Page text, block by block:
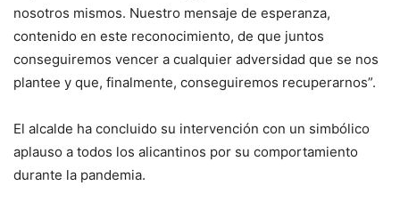
nosotros mismos. Nuestro mensaje de esperanza,
contenido en este reconocimiento, de que juntos
conseguiremos vencer a cualquier adversidad que se nos
plantee y que, finalmente, conseguiremos recuperarnos”.
El alcalde ha concluido su intervención con un simbólico
aplauso a todos los alicantinos por su comportamiento
durante la pandemia.